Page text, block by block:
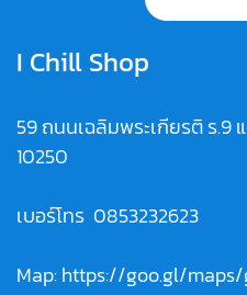
I Chill Shop
59 ถนนเฉลิมพระเกียรติ ร.9
10250
เบอร์โทร 0853232623
Map:https://goo.gl/maps/